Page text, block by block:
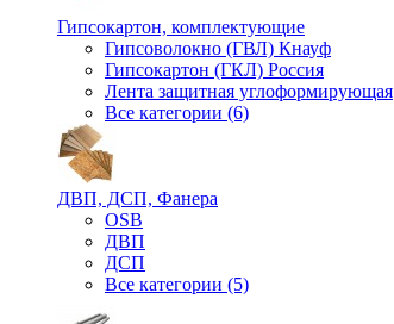
Гипсокартон, комплектующие
Гипсоволокно (ГВЛ) Кнауф
Гипсокартон (ГКЛ) Россия
Лента защитная углоформирующая
Все категории (6)
ДВП, ДСП, Фанера
OSB
ДВП
ДСП
Все категории (5)